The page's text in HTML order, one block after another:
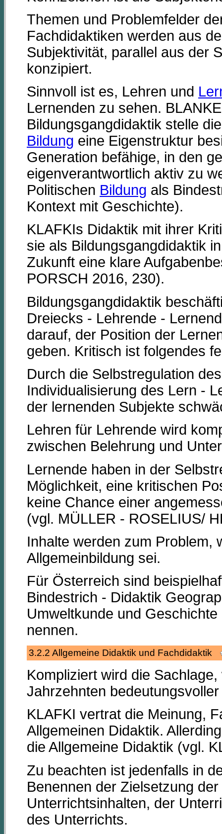
Themen und Problemfelder
Fachdidaktiken werden aus
Subjektivität, parallel aus der
konzipiert.
Sinnvoll ist es, Lehren und
Lernenden zu sehen.
Bildungsgangdidaktik stelle
Bildung eine Eigenstruktur
Generation befähige, in den
eigenverantwortlich aktiv zu
Politischen Bildung als
Kontext mit Geschichte).
KLAFKIs Didaktik mit ihrer
sie als Bildungsgangdidaktik
Zukunft eine klare
PORSCH 2016, 230).
Bildungsgangdidaktik
Dreiecks - Lehrende -
darauf, der Position der
geben. Kritisch ist folgendes
Durch die Selbstregulation
Individualisierung des Lern -
der lernenden Subjekte
Lehren für Lehrende wird
zwischen Belehrung und
Lernende haben in der
Möglichkeit, eine kritischen
keine Chance einer
(vgl. MÜLLER - ROSELIUS/
Inhalte werden zum Problem,
Allgemeinbildung sei.
Für Österreich sind
Bindestrich - Didaktik
Umweltkunde und
nennen.
3.2.2 Allgemeine Didaktik und Fachdidaktik
Kompliziert wird die
Jahrzehnten
KLAFKI vertrat die Meinung,
Allgemeinen Didaktik.
die Allgemeine Didaktik (vgl.
Zu beachten ist jedenfalls in
Benennen der Zielsetzung der
Unterrichtsinhalten, der
des Unterrichts.